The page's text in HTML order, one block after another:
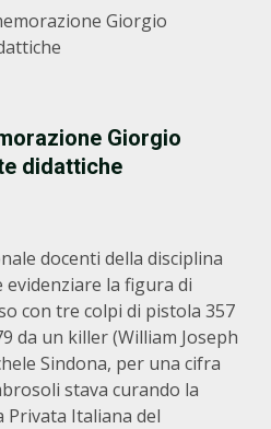
Giorgio
Giorgio
didattiche
docenti della disciplina
la figura di
con tre colpi di pistola 357
da un killer (William Joseph
Sindona, per una cifra
stava curando la
Privata Italiana del